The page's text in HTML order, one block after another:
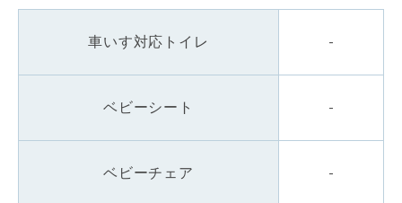
車いす対応トイレ -
ベビーシート -
ベビーチェア -